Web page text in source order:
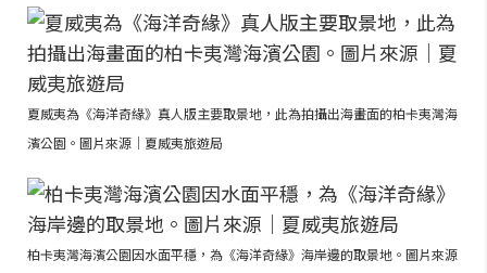
夏威夷為《海洋奇緣》真人版主要取景地，此為拍攝出海畫面的柏卡夷灣海
濱公園。圖片來源｜夏威夷旅遊局
柏卡夷灣海濱公園因水面平穩，為《海洋奇緣》海岸邊的取景地。圖片來源